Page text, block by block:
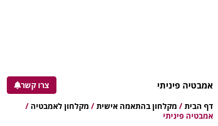
אמבטיה פיניתי
צרו קשר
דף הבית/ מקלחון בהתאמה אישית/ מקלחון לאמבטיה /
אמבטיה פיניתי